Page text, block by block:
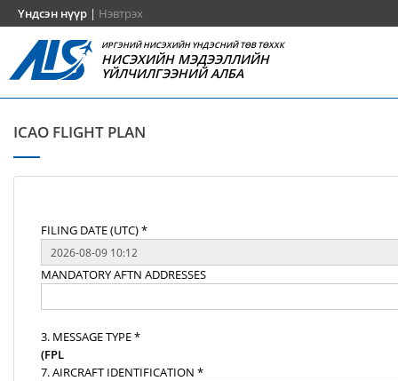
Үндсэн нүүр | Нэвтрэх
ИРГЭНИЙ НИСЭХИЙН ҮНДЭСНИЙ ТӨВ ТӨХХК
НИСЭХИЙН МЭДЭЭЛЛИЙН
ҮЙЛЧИЛГЭЭНИЙ АЛБА
ICAO FLIGHT PLAN
FILING DATE (UTC) *
MANDATORY AFTN ADDRESSES
3. MESSAGE TYPE *
(FPL
7. AIRCRAFT IDENTIFICATION *